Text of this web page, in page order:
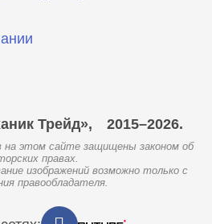
Трейд», 2015–2026.
на этом сайте защищены законом об
правах.
изображений возможно только с
правообладателя.